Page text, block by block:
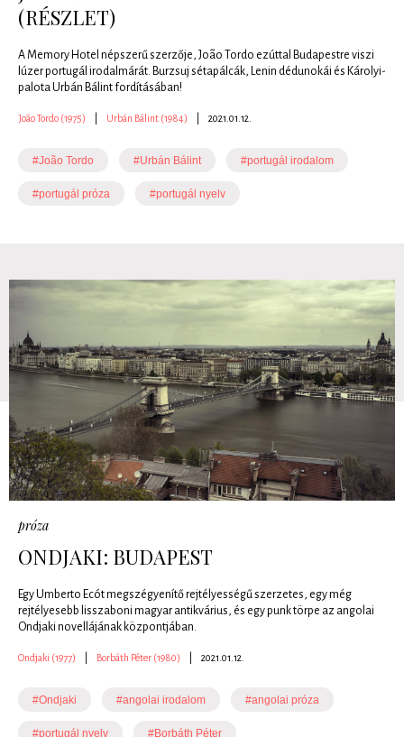
(RÉSZLET)
A Memory Hotel népszerű szerzője, João Tordo ezúttal Budapestre viszi
lúzer portugál irodalmárát. Burzsuj sétapálcák, Lenin dédunokái és Károlyi-
palota Urbán Bálint fordításában!
João Tordo (1975) Urbán Bálint (1984) 2021.01.12.
#João Tordo #Urbán Bálint #portugál irodalom
#portugál próza #portugál nyelv
próza
ONDJAKI: BUDAPEST
Egy Umberto Ecót megszégyenítő rejtélyességű szerzetes, egy még
rejtélyesebb lisszaboni magyar antikvárius, és egy punk törpe az angolai
Ondjaki novellájának központjában.
Ondjaki (1977) Borbáth Péter (1980) 2021.01.12.
#Ondjaki #angolai irodalom #angolai próza
#portugál nyelv #Borbáth Péter